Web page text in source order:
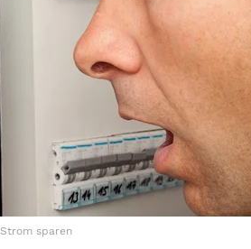
Strom sparen